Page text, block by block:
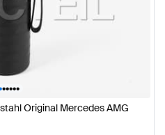
•••••
Original Mercedes AMG